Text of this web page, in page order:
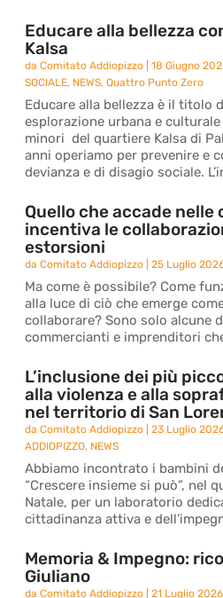
Educare alla bellezza
Kalsa
daComitato Addiopizzo |18 Giugno
SOCIALE, NEWS,Quattro Punto Zero
Educare alla bellezza è il titolo
esplorazione urbana e
minori del quartiere Kalsa di
anni operiamo per prevenire e
devianza e di disagio sociale.
Quello che accade nelle
incentiva le
estorsioni
daComitato Addiopizzo |25 Luglio
Ma come è possibile? Come
alla luce di ciò che emerge
collaborare? Sono solo alcune
commercianti e imprenditori
L’inclusione dei più
alla violenza e alla
nel territorio di San
daComitato Addiopizzo |23 Luglio
ADDIOPIZZO, NEWS
Abbiamo incontrato i bambini
“Crescere insieme si può”, nel
Natale, per un laboratorio
cittadinanza attiva e
Memoria & Impegno:
Giuliano
daComitato Addiopizzo |21 Luglio 2026